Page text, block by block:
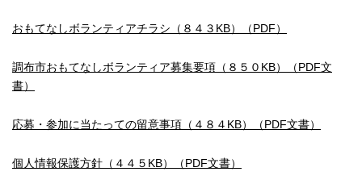
おもてなしボランティアチラシ（８４３KB）（PDF）
調布市おもてなしボランティア募集要項（８５０KB）（PDF文
書）
応募・参加に当たっての留意事項（４８４KB）（PDF文書）
個人情報保護方針（４４５KB）（PDF文書）